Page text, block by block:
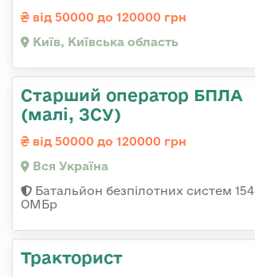
від 50000 до 120000 грн
Київ, Київська область
Старший оператор БПЛА
(малі, ЗСУ)
від 50000 до 120000 грн
Вся Україна
Батальйон безпілотних систем 154
ОМБр
Тракторист